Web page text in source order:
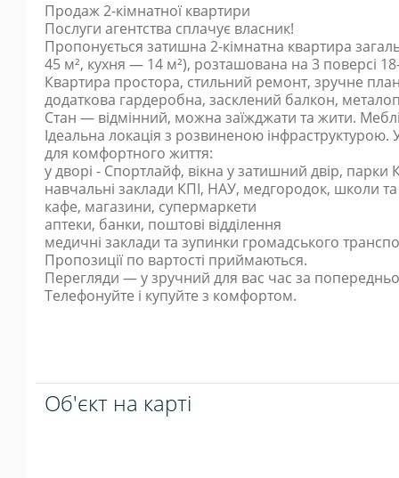
Продаж 2-кімнатної квартири
Послуги агентства сплачує власник!
Пропонується затишна 2-кімнатна квартира
45 м², кухня — 14 м²), розташована на 3 поверсі
Квартира простора, стильний ремонт, зручне
додаткова гардеробна, засклений балкон,
Стан — відмінний, можна заїжджати та жити.
Ідеальна локація з розвиненою
для комфортного життя:
у дворі - Спортлайф, вікна у затишний двір,
навчальні заклади КПІ, НАУ, медгородок, школи та
кафе, магазини, супермаркети
аптеки, банки, поштові відділення
медичні заклади та зупинки громадського
Пропозиції по вартості приймаються.
Перегляди — у зручний для вас час за
Телефонуйте і купуйте з комфортом.
Об'єкт на карті